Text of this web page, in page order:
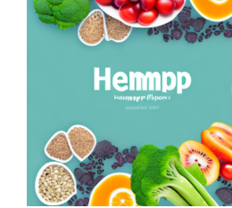
grösseres